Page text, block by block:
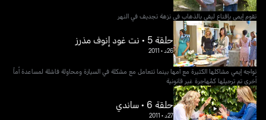
تقوم إيمي بإقناع ليفي بالذهاب في نزهة تجديف في النهر
حلقة 5 • نت غود إنوف مذرز
26د •
2011
تواجه إيمي مشاكلها الكثيرة مع أمها بينما تتعامل مع مشكلة في السيارة ومحاولة فاشلة لمساعدة أماً
أخرى تم ترحيلها كمُهاجرة غير قانونية
حلقة 6 • ساندي
27د •
2011